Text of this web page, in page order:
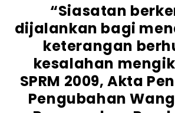
“Siasatan
dijalankan bagi
keterangan
kesalahan
SPRM 2009, Akta
Pengubahan